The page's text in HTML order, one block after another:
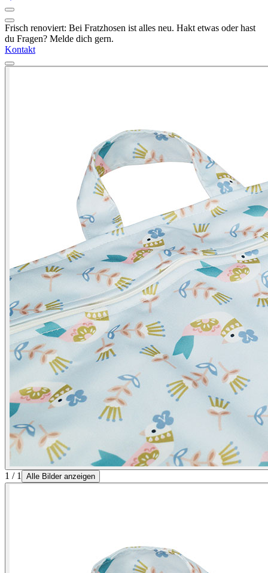
Frisch renoviert: Bei Fratzhosen ist alles neu. Hakt etwas oder hast
du Fragen? Melde dich gern.
Kontakt
1 / 1 Alle Bilder anzeigen